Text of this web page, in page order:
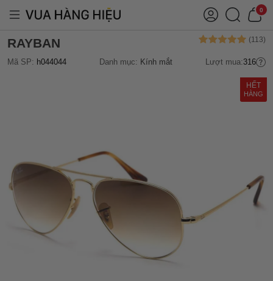
0
RAYBAN
Mã SP: h044044 Danh mục: Kính mắt Lượt mua:316
HẾT
HÀNG